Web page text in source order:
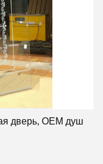
дверь, OEM душ